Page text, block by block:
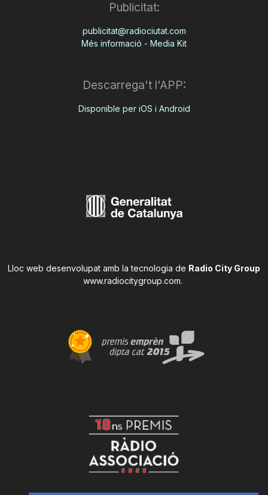
Publicitat:
publicitat@radiociutat.com
Més informació - Media Kit
Descarrega't l'APP:
Disponible per iOS i Android
Lloc web desenvolupat amb la tecnologia de Radio City Group
www.radiocitygroup.com.